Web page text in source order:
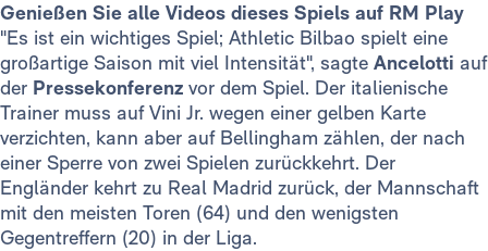
Genießen Sie alle Videos dieses Spiels auf RM Play
"Es ist ein wichtiges Spiel; Athletic Bilbao spielt eine
großartige Saison mit viel Intensität", sagte Ancelotti auf
der Pressekonferenz vor dem Spiel. Der italienische
Trainer muss auf Vini Jr. wegen einer gelben Karte
verzichten, kann aber auf Bellingham zählen, der nach
einer Sperre von zwei Spielen zurückkehrt. Der
Engländer kehrt zu Real Madrid zurück, der Mannschaft
mit den meisten Toren (64) und den wenigsten
Gegentreffern (20) in der Liga.